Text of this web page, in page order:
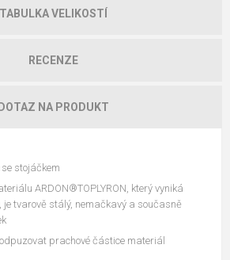
TABULKA VELIKOSTÍ
RECENZE
DOTAZ NA PRODUKT
stojáčkem
ARDON®TOPLYRON, který vyniká
je tvarově stálý, nemačkavý a současně
prachové částice materiál